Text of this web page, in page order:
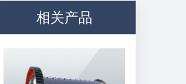
相关产品